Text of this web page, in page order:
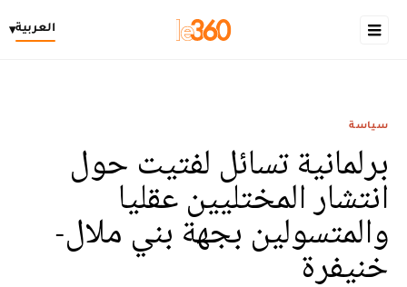
العربية▾
سياسة
برلمانية تسائل لفتيت حول
انتشار المختليين عقليا
والمتسولين بجهة بني ملال-
خنيفرة